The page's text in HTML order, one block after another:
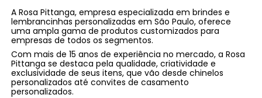
A Rosa Pittanga, empresa especializada em brindes e
lembrancinhas personalizadas em São Paulo, oferece
uma ampla gama de produtos customizados para
empresas de todos os segmentos.
Com mais de 15 anos de experiência no mercado, a Rosa
Pittanga se destaca pela qualidade, criatividade e
exclusividade de seus itens, que vão desde chinelos
personalizados até convites de casamento
personalizados.